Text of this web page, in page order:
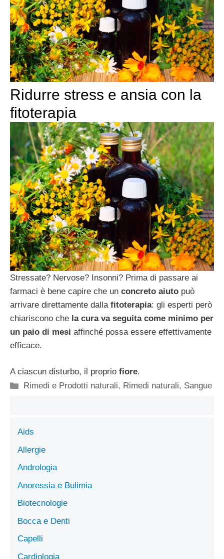
Ridurre stress e ansia con la
fitoterapia
Stressate? Nervose? Insonni? Prima di passare ai
farmaci è bene capire che un concreto aiuto può
arrivare direttamente dalla fitoterapia: gli esperti però
chiariscono che la cura va seguita come minimo per
un paio di mesi affinché possa essere effettivamente
efficace.
A ciascun disturbo, il proprio fiore.
Categorie
Rimedi e Prodotti naturali, Rimedi naturali, Sangue
Aids
Allergie
Andrologia
Anoressia e Bulimia
Biotecnologie
Bocca e Denti
Capelli
Cardiologia